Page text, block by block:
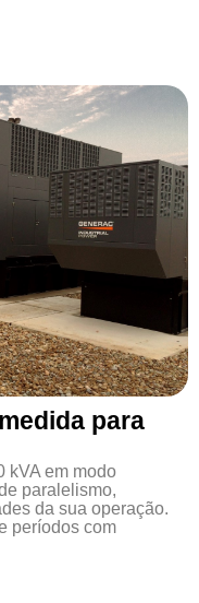
para
kVA em modo
paralelismo,
da sua operação.
períodos com